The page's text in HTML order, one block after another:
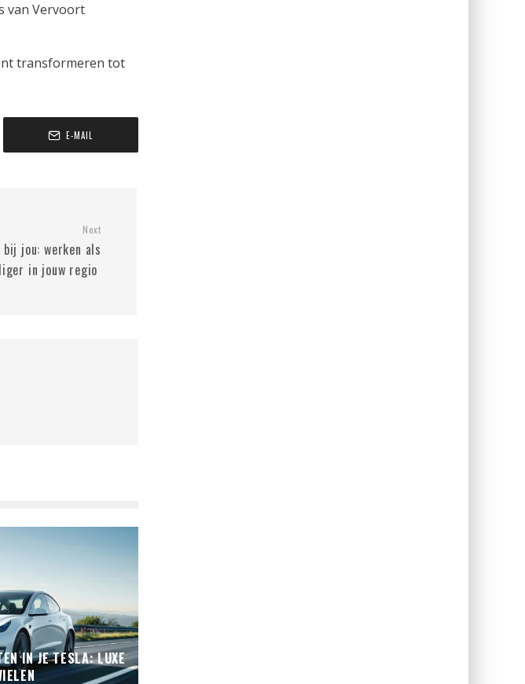
van Vervoort
transformeren tot
E-MAIL
Next
jou: werken als
in jouw regio
IN JE TESLA: LUXE